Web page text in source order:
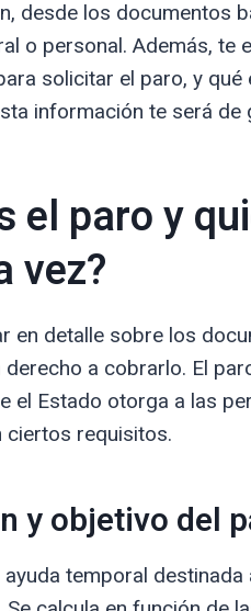
desde los documentos
o personal. Además,
solicitar el paro, y
información te será
el paro y
vez?
en detalle sobre los
derecho a cobrarlo. El
el Estado otorga a las
ciertos requisitos.
y objetivo del
ayuda temporal